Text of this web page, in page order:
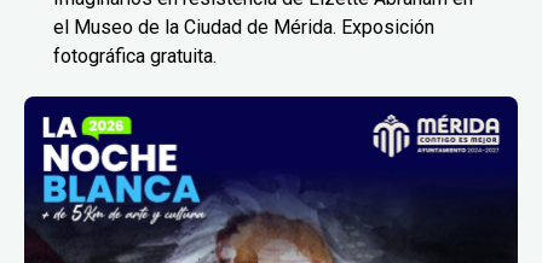
el Museo de la Ciudad de Mérida. Exposición
fotográfica gratuita.